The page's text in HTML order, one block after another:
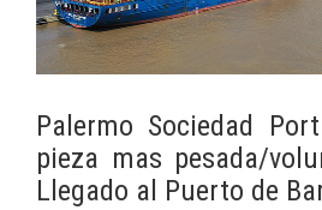
Palermo Sociedad
pieza mas pesada/
Llegado al Puerto de